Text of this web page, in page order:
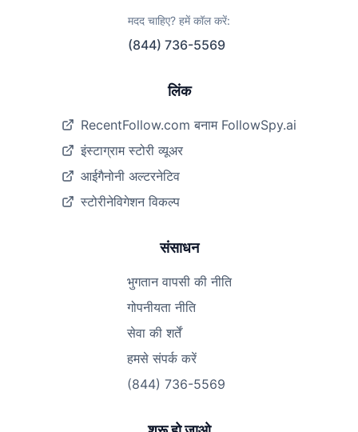
मदद चाहिए? हमें कॉल करें:
(844) 736-5569
लिंक
RecentFollow.com बनाम FollowSpy.ai
इंस्टाग्राम स्टोरी व्यूअर
आईगैनोनी अल्टरनेटिव
स्टोरीनेविगेशन विकल्प
संसाधन
भुगतान वापसी की नीति
गोपनीयता नीति
सेवा की शर्तें
हमसे संपर्क करें
(844) 736-5569